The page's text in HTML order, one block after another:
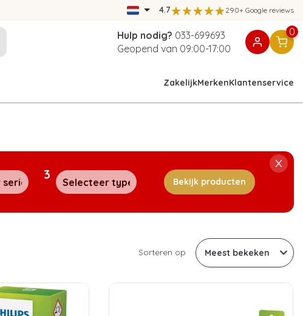
4.7 290+ Google reviews
Hulp nodig? 033-699693
Geopend van 09:00-17:00
0
ZakelijkMerkenKlantenservice
3 Bekijk producten
Sorteren op